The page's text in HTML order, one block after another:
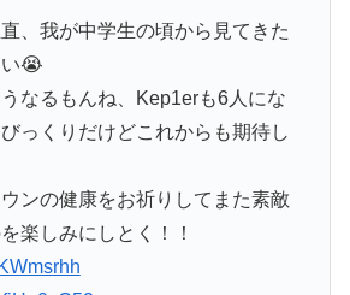
、我が中学生の頃から見てきた
😭
なるもんね、Kep1erも6人にな
っくりだけどこれからも期待し
ンの健康をお祈りしてまた素敵
楽しみにしとく！！